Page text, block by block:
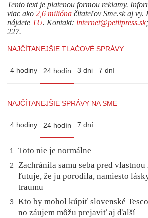
Tento text je platenou formou reklamy.
viac ako 2,6 milióna čitateľov Sme.sk aj vy.
nájdete TU. Kontakt: internet@petitpress.sk
227.
NAJČÍTANEJŠIE TLAČOVÉ SPRÁVY
4 hodiny 24 hodín 3 dni 7 dní
NAJČÍTANEJŠIE SPRÁVY NA SME
4 hodiny 24 hodín 7 dní
1 Toto nie je normálne
2
Zachránila samu seba pred
ľutuje, že ju porodila, namiesto
traumu
3
Kto by mohol kúpiť slovenské
no záujem môžu prejaviť aj ďalší